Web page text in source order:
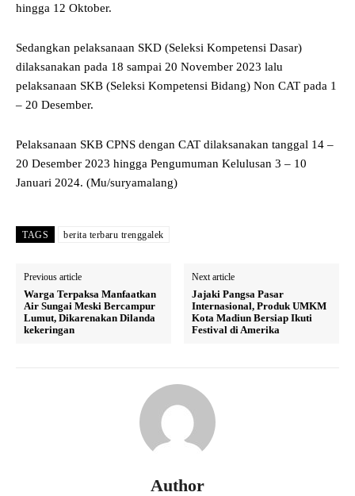
hingga 12 Oktober.
Sedangkan pelaksanaan SKD (Seleksi Kompetensi Dasar)
dilaksanakan pada 18 sampai 20 November 2023 lalu
pelaksanaan SKB (Seleksi Kompetensi Bidang) Non CAT pada 1
– 20 Desember.
Pelaksanaan SKB CPNS dengan CAT dilaksanakan tanggal 14 –
20 Desember 2023 hingga Pengumuman Kelulusan 3 – 10
Januari 2024. (Mu/suryamalang)
TAGS berita terbaru trenggalek
Previous article
Warga Terpaksa Manfaatkan
Air Sungai Meski Bercampur
Lumut, Dikarenakan Dilanda
kekeringan
Next article
Jajaki Pangsa Pasar
Internasional, Produk UMKM
Kota Madiun Bersiap Ikuti
Festival di Amerika
Author